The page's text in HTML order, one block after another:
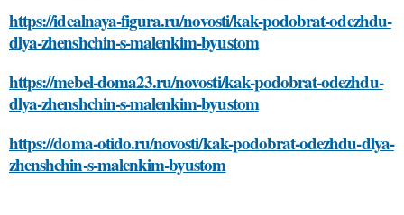
https://idealnaya-figura.ru/novosti/kak-podobrat-odezhdu-
dlya-zhenshchin-s-malenkim-byustom
https://mebel-doma23.ru/novosti/kak-podobrat-odezhdu-
dlya-zhenshchin-s-malenkim-byustom
https://doma-otido.ru/novosti/kak-podobrat-odezhdu-dlya-
zhenshchin-s-malenkim-byustom